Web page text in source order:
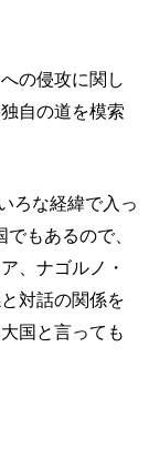
の侵攻に関し
自の道を模索
ろな経緯で入っ
もあるので、
、ナゴルノ・
対話の関係を
国と言っても